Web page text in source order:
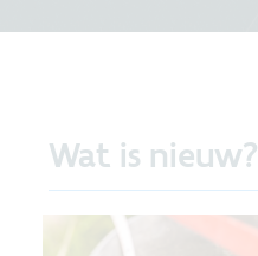
Wat is nieuw?